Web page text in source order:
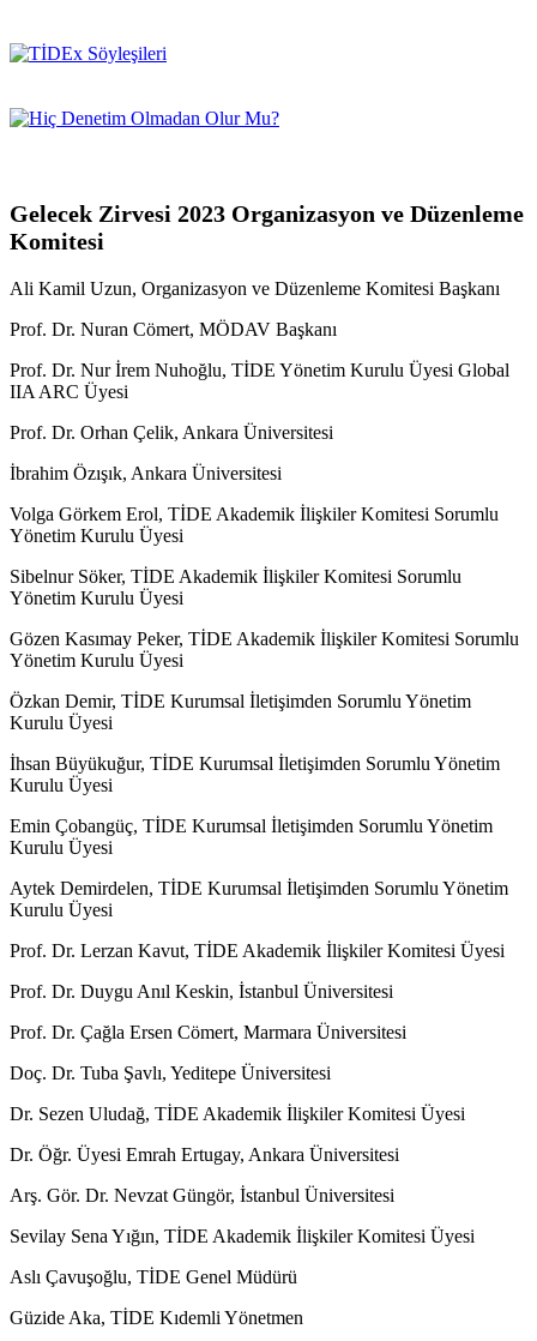
Gelecek Zirvesi 2023 Organizasyon ve Düzenleme
Komitesi
Ali Kamil Uzun, Organizasyon ve Düzenleme Komitesi Başkanı
Prof. Dr. Nuran Cömert, MÖDAV Başkanı
Prof. Dr. Nur İrem Nuhoğlu, TİDE Yönetim Kurulu Üyesi Global
IIA ARC Üyesi
Prof. Dr. Orhan Çelik, Ankara Üniversitesi
İbrahim Özışık, Ankara Üniversitesi
Volga Görkem Erol, TİDE Akademik İlişkiler Komitesi Sorumlu
Yönetim Kurulu Üyesi
Sibelnur Söker, TİDE Akademik İlişkiler Komitesi Sorumlu
Yönetim Kurulu Üyesi
Gözen Kasımay Peker, TİDE Akademik İlişkiler Komitesi Sorumlu
Yönetim Kurulu Üyesi
Özkan Demir, TİDE Kurumsal İletişimden Sorumlu Yönetim
Kurulu Üyesi
İhsan Büyükuğur, TİDE Kurumsal İletişimden Sorumlu Yönetim
Kurulu Üyesi
Emin Çobangüç, TİDE Kurumsal İletişimden Sorumlu Yönetim
Kurulu Üyesi
Aytek Demirdelen, TİDE Kurumsal İletişimden Sorumlu Yönetim
Kurulu Üyesi
Prof. Dr. Lerzan Kavut, TİDE Akademik İlişkiler Komitesi Üyesi
Prof. Dr. Duygu Anıl Keskin, İstanbul Üniversitesi
Prof. Dr. Çağla Ersen Cömert, Marmara Üniversitesi
Doç. Dr. Tuba Şavlı, Yeditepe Üniversitesi
Dr. Sezen Uludağ, TİDE Akademik İlişkiler Komitesi Üyesi
Dr. Öğr. Üyesi Emrah Ertugay, Ankara Üniversitesi
Arş. Gör. Dr. Nevzat Güngör, İstanbul Üniversitesi
Sevilay Sena Yığın, TİDE Akademik İlişkiler Komitesi Üyesi
Aslı Çavuşoğlu, TİDE Genel Müdürü
Güzide Aka, TİDE Kıdemli Yönetmen